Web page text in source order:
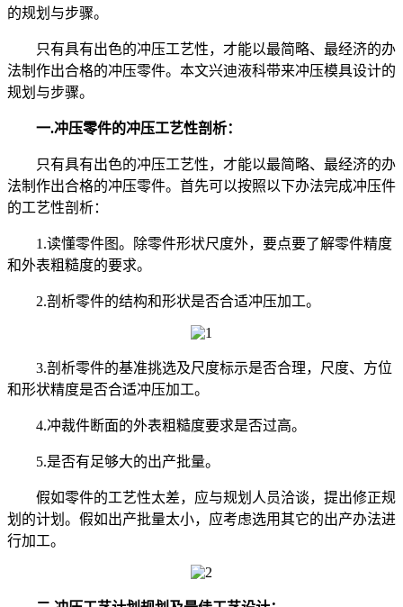
的规划与步骤。
只有具有出色的冲压工艺性，才能以最简略、最经济的办
法制作出合格的冲压零件。本文兴迪液科带来冲压模具设计的
规划与步骤。
一.冲压零件的冲压工艺性剖析：
只有具有出色的冲压工艺性，才能以最简略、最经济的办
法制作出合格的冲压零件。首先可以按照以下办法完成冲压件
的工艺性剖析：
1.读懂零件图。除零件形状尺度外，要点要了解零件精度
和外表粗糙度的要求。
2.剖析零件的结构和形状是否合适冲压加工。
3.剖析零件的基准挑选及尺度标示是否合理，尺度、方位
和形状精度是否合适冲压加工。
4.冲裁件断面的外表粗糙度要求是否过高。
5.是否有足够大的出产批量。
假如零件的工艺性太差，应与规划人员洽谈，提出修正规
划的计划。假如出产批量太小，应考虑选用其它的出产办法进
行加工。